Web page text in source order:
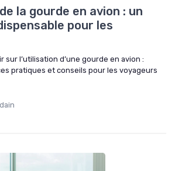
la gourde en avion : un
pour les
sur l’utilisation d’une gourde en avion :
pratiques et conseils pour les voyageurs